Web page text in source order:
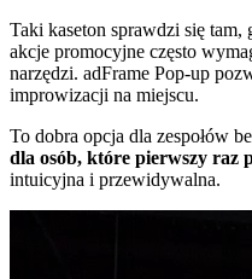
Taki kaseton sprawdzi się tam,
akcje promocyjne często
narzędzi. adFrame Pop-up
improwizacji na miejscu.
To dobra opcja dla zespołów
dla osób, które pierwszy raz
intuicyjna i przewidywalna.